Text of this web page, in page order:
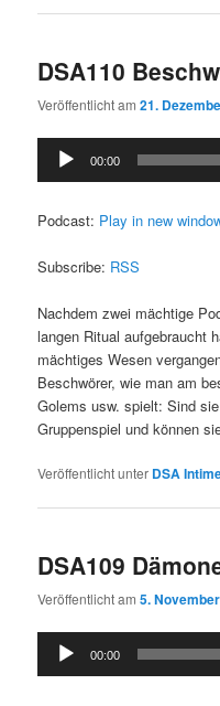
DSA110
Veröffentlicht am21.
Audio-
Player
00:00
Podcast: Play in new
Subscribe: RSS
Nachdem zwei mächtige
langen Ritual aufgebraucht
mächtiges Wesen
Beschwörer, wie man am
Golems usw. spielt: Sind
Gruppenspiel und können
Veröffentlicht unter DSA
DSA109
Veröffentlicht am5.
Audio-
Player
00:00